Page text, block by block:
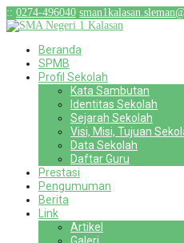
:: 0274-496040
Beranda
SPMB
Profil Sekolah
Kata Sambutan
Identitas Sekolah
Sejarah Sekolah
Visi, Misi, Tujuan
Data Sekolah
Daftar Guru
Prestasi
Pengumuman
Berita
Link
Artikel